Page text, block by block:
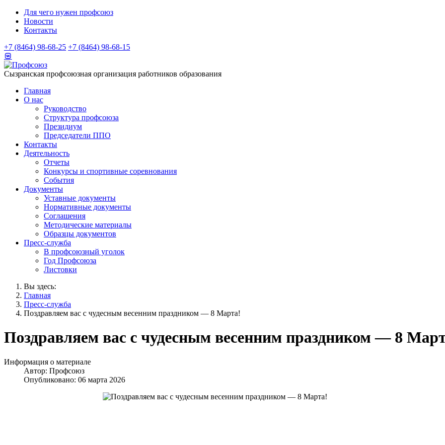
Для чего нужен профсоюз
Новости
Контакты
+7 (8464) 98-68-25 +7 (8464) 98-68-15
Сызранская профсоюзная организация работников образования
Главная
О нас
Руководство
Структура профсоюза
Президиум
Председатели ППО
Контакты
Деятельность
Отчеты
Конкурсы и спортивные соревнования
События
Документы
Уставные документы
Нормативные документы
Соглашения
Методические материалы
Образцы документов
Пресс-служба
В профсоюзный уголок
Год Профсоюза
Листовки
Вы здесь:
Главная
Пресс-служба
Поздравляем вас с чудесным весенним праздником — 8 Марта!
Поздравляем вас с чудесным весенним праздником — 8
Информация о материале
Автор: Профсоюз
Опубликовано: 06 марта 2026